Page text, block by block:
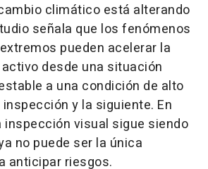
climático está alterando
señala que los fenómenos
pueden acelerar la
desde una situación
a una condición de alto
y la siguiente. En
inspección visual sigue siendo
no puede ser la única
anticipar riesgos.